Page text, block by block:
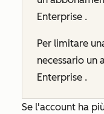
Enterprise .
Per limitare
necessario un
Enterprise .
Se l'account ha